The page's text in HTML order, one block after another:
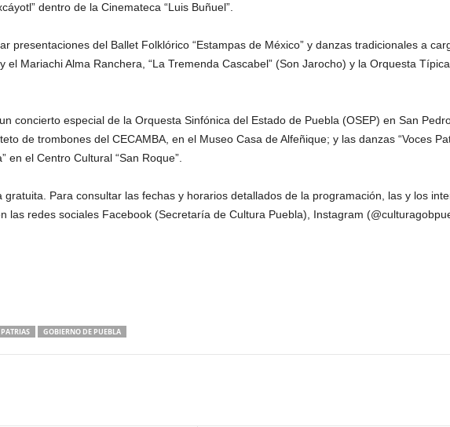
dentro de la Cinemateca “Luis Buñuel”.
presentaciones del Ballet Folklórico “Estampas de México” y danzas tradicionales a
el Mariachi Alma Ranchera, “La Tremenda Cascabel” (Son Jarocho) y la Orquesta
concierto especial de la Orquesta Sinfónica del Estado de Puebla (OSEP) en San
de trombones del CECAMBA, en el Museo Casa de Alfeñique; y las danzas “Voces
en el Centro Cultural “San Roque”.
Para consultar las fechas y horarios detallados de la programación, las y los
las redes sociales Facebook (Secretaría de Cultura Puebla), Instagram
GOBIERNO DE PUEBLA